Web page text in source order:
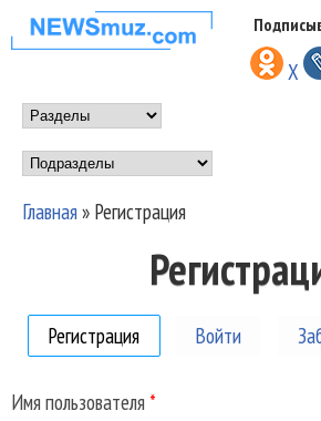
Перейти к основному
содержанию
НОВОСТИ
МУЗЫКИ И
ШОУ БИЗНЕСА
NEWSMUZ.COM
X
Main menu
Подразделы
Главная» Регистрация
Регистрация (активная вкладка)
Войти
Имя пользователя *